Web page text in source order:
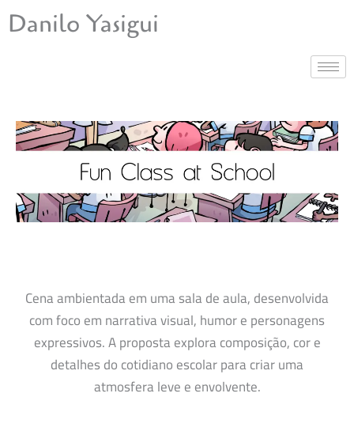
para
Danilo Yasigui
Cena ambientada em uma sala de aula, desenvolvida
com foco em narrativa visual, humor e personagens
expressivos. A proposta explora composição, cor e
detalhes do cotidiano escolar para criar uma
atmosfera leve e envolvente.